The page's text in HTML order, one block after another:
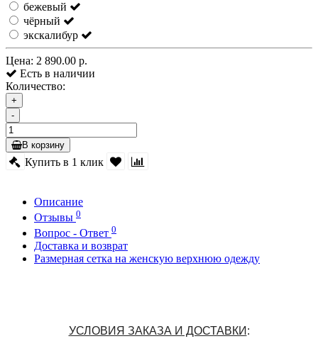
бежевый
чёрный
экскалибур
Цена: 2 890.00 р.
Есть в наличии
Количество:
+
-
В корзину
Купить в 1 клик
Описание
Отзывы 0
Вопрос - Ответ 0
Доставка и возврат
Размерная сетка на женскую верхнюю одежду
УСЛОВИЯ ЗАКАЗА И ДОСТАВКИ :